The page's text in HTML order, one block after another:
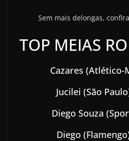
Sem mais delongas,
TOP MEIAS
Cazares (Atlético-
Jucilei (São
Diego Souza
Diego